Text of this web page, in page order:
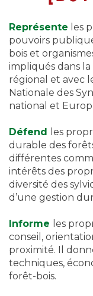
Représente les
pouvoirs
bois et
impliqués dans
régional et avec
Nationale des
national et
Défend les
durable des
différentes
intérêts des
diversité des
d’une gestion
Informe les
conseil,
proximité. Il
techniques,
forêt-bois.